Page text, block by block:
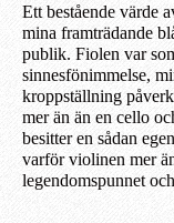
Ett bestående värde
mina framträdande
publik. Fiolen var
sinnesfönimmelse,
kroppställning
mer än än en cello
besitter en sådan
varför violinen mer
legendomspunnet